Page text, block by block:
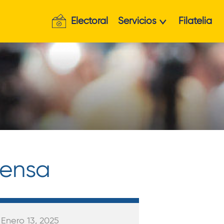
Electoral Servicios Filatelia
13, 2025